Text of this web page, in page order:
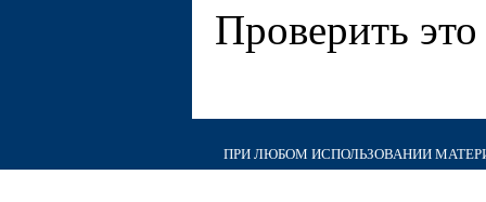
Проверить
ПРИ ЛЮБОМ ИСПОЛЬЗОВАНИИ